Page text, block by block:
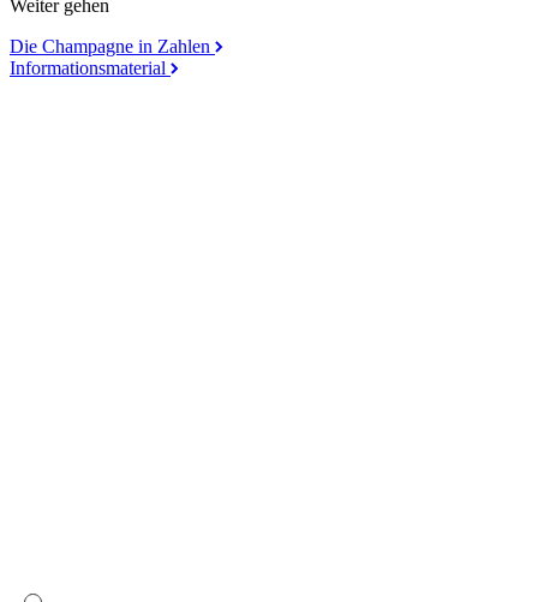
Weiter gehen
Die Champagne in Zahlen
Informationsmaterial